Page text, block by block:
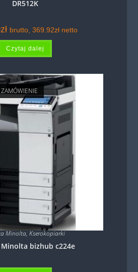
DR512K
zł brutto, 369.92zł netto
Czytaj dalej
Minolta, Kserokopiarki
bizhub c224e